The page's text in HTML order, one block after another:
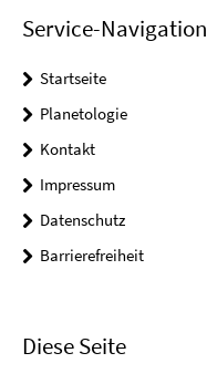
Service-Navigation
Startseite
Planetologie
Kontakt
Impressum
Datenschutz
Barrierefreiheit
Diese Seite